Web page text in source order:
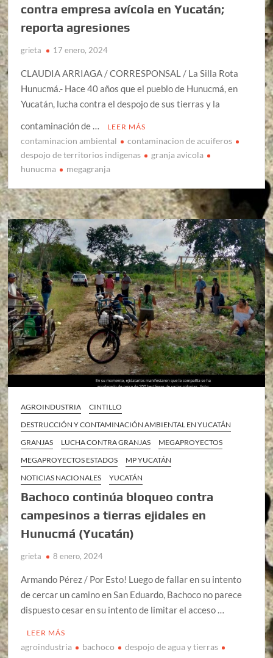
contra empresa avícola en Yucatán;
reporta agresiones
grieta 17 enero, 2024
CLAUDIA ARRIAGA / CORRESPONSAL / La Silla Rota
Hunucmá.- Hace 40 años que el pueblo de Hunucmá, en
Yucatán, lucha contra el despojo de sus tierras y la
contaminación de …
LEER MÁS
contaminacion ambiental
contaminacion de acuiferos
despojo de territorios indigenas
granja avicola
hunucma
megagranja
AGROINDUSTRIA
CINTILLO
DESTRUCCIÓN Y CONTAMINACIÓN AMBIENTAL EN YUCATÁN
GRANJAS
LUCHA CONTRA GRANJAS
MEGAPROYECTOS
MEGAPROYECTOS ESTADOS
MP YUCATÁN
NOTICIAS NACIONALES
YUCATÁN
Bachoco continúa bloqueo contra
campesinos a tierras ejidales en
Hunucmá (Yucatán)
grieta 8 enero, 2024
Armando Pérez / Por Esto! Luego de fallar en su intento
de cercar un camino en San Eduardo, Bachoco no parece
dispuesto cesar en su intento de limitar el acceso …
LEER MÁS
agroindustria bachoco
despojo de agua y tierras